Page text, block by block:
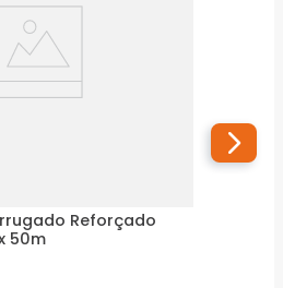
Reforçado
50m